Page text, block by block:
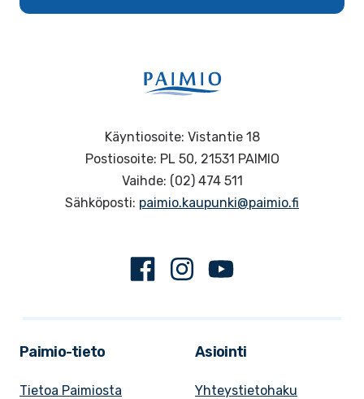
Käyntiosoite: Vistantie 18
Postiosoite: PL 50, 21531 PAIMIO
Vaihde: (02) 474 511
Sähköposti: paimio.kaupunki@paimio.fi
FacebookInstagram
Paimio-tieto
Tietoa Paimiosta
Asiointi
Yhteystietohaku